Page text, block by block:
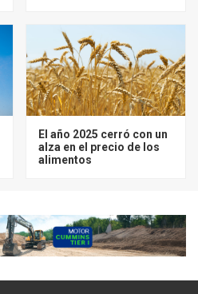
El año 2025 cerró con un
alza en el precio de los
alimentos